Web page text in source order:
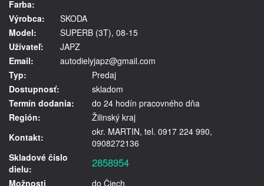
Farba:
Výrobca:
SKODA
Model:
SUPERB (3T), 08-15
Užívateľ:
JAPZ
Email:
autodielyjapz@gmail.com
Typ:
Predaj
Dostupnosť:
skladom
Termín dodania:
do 24 hodín pracovného dňa
Región:
Žilinský kraj
Kontakt:
okr. MARTIN, tel. 0917 224 990,
0908272136
Skladové číslo
dielu:
2858954
Možnosti
do Čiech